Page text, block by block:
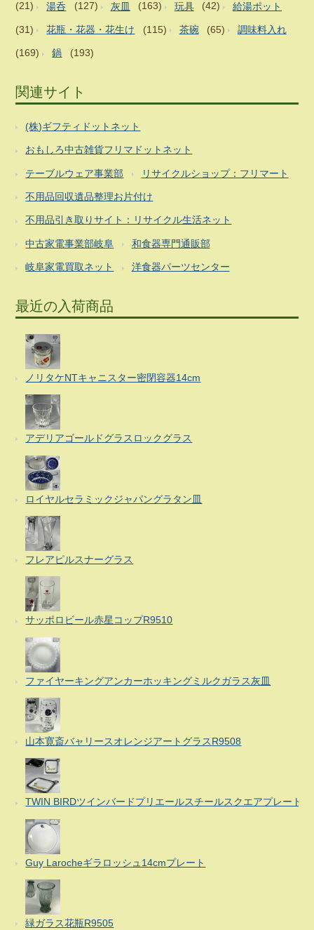
(21) 湯呑 (127) 灰皿 (163) 玩具 (42) 給湯ポット
(31) 花瓶・花器・花生け (115) 茶碗 (65) 調味料入れ
(169) 鍋 (193)
関連サイト
(株)ギフティドットネット
おもしろ中古雑貨フリマドットネット
テーブルウェア事業部 リサイクルショップ：フリマート
不用品回収遺品整理お片付け
不用品引き取りサイト：リサイクル生活ネット
中古家電事業部岐阜 和食器専門通販部
岐阜家電買取ネット 洋食器パーツセンター
最近の入荷商品
ノリタケNTキャニスター密閉容器14cm
アデリアゴールドグラスロックグラス
ロイヤルセラミックジャパングラタン皿
フレアピルスナーグラス
サッポロビール赤星コップR9510
ファイヤーキングアンカーホッキングミルクガラス灰皿
山本寛斎バャリースオレンジアートグラスR9508
TWIN BIRDツインバードプリエールスチールスクエアプレート
Guy Larocheギラロッシュ14cmプレート
緑ガラス花瓶R9505